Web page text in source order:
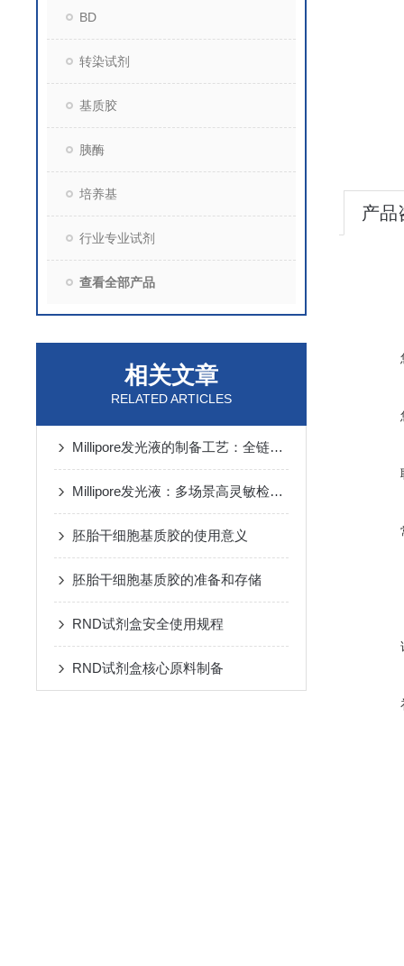
BD
转染试剂
基质胶
胰酶
培养基
行业专业试剂
查看全部产品
相关文章
RELATED ARTICLES
Millipore发光液的制备工艺：全链路质控保障检测性能稳定
Millipore发光液：多场景高灵敏检测的核心试剂支撑
胚胎干细胞基质胶的使用意义
胚胎干细胞基质胶的准备和存储
RND试剂盒安全使用规程
RND试剂盒核心原料制备
产品